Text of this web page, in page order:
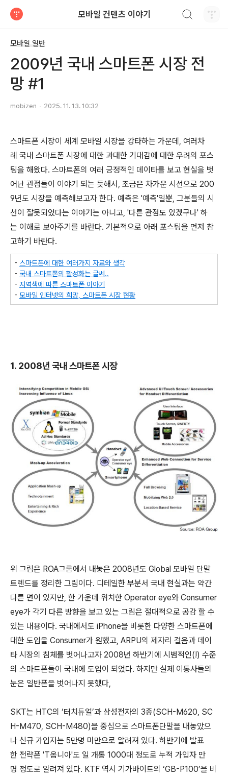
모바일 컨텐츠 이야기
모바일 일반
2009년 국내 스마트폰 시장 전
망 #1
mobizen 2025. 11. 13. 10:32
스마트폰 시장이 세계 모바일 시장을 강타하는 가운데, 여러차
례 국내 스마트폰 시장에 대한 과대한 기대감에 대한 우려의 포스
팅을 해왔다. 스마트폰의 여러 긍정적인 데이타를 보고 현실을 벗
어난 관점들이 이야기 되는 듯해서, 조금은 차가운 시선으로 200
9년도 시장을 예측해보고자 한다. 예측은 '예측'일뿐, 그분들의 시
선이 잘못되었다는 이야기는 아니고, '다른 관점도 있겠구나' 하
는 이해로 보아주기를 바란다. 기본적으로 아래 포스팅을 먼저 참
고하기 바란다.
- 스마트폰에 대한 여러가지 자료와 생각
- 국내 스마트폰의 활성화는 글쎄..
- 지역색에 따른 스마트폰 이야기
- 모바일 인터넷의 희망, 스마트폰 시장 현황
1. 2008년 국내 스마트폰 시장
위 그림은 ROA그룹에서 내놓은 2008년도 Global 모바일 단말
트렌드를 정리한 그림이다. 디테일한 부분서 국내 현실과는 약간
다른 면이 있지만, 한 가운데 위치한 Operator eye와 Consumer
eye가 각기 다른 방향을 보고 있는 그림은 절대적으로 공감 할 수
있는 내용이다. 국내에서도 iPhone을 비롯한 다양한 스마트폰에
대한 도입을 Consumer가 원했고, ARPU의 제자리 걸음과 데이
타 시장의 침체를 벗어나고자 2008년 하반기에 시범적인(!) 수준
의 스마트폰들이 국내에 도입이 되었다. 하지만 실제 이통사들의
눈은 일반폰을 벗어나지 못했다,
SKT는 HTC의 ‘터치듀얼’과 삼성전자의 3종(SCH-M620, SC
H-M470, SCH-M480)을 중심으로 스마트폰단말을 내놓았으
나 신규 가입자는 5만명 미만으로 알려져 있다. 하반기에 발표
한 전략폰 'T옴니아'도 일 개통 1000대 정도로 누적 가입자 만
명 정도로 알려져 있다. KTF 역시 기가바이트의 ‘GB-P100’을 비